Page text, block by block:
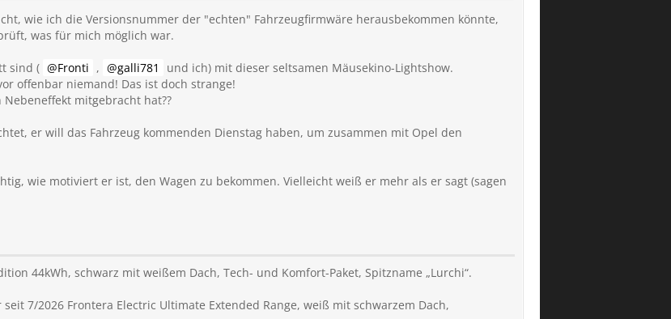
wie ich die Versionsnummer der "echten" Fahrzeugfirmwäre herausbekommen könnte,
was für mich möglich war.
sind ( Fronti , galli781
und ich) mit dieser seltsamen Mäusekino-Lightshow.
offenbar niemand! Das ist doch strange!
Nebeneffekt mitgebracht hat??
er will das Fahrzeug kommenden Dienstag haben, um zusammen mit Opel den
wie motiviert er ist, den Wagen zu bekommen. Vielleicht weiß er mehr als er sagt (sagen
44kWh, schwarz mit weißem Dach, Tech- und Komfort-Paket, Spitzname „Lurchi“.
7/2026 Frontera Electric Ultimate Extended Range, weiß mit schwarzem Dach,